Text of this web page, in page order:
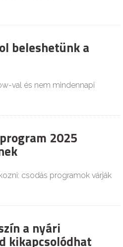
beleshetünk a
val és nem mindennapi
2025
csodás programok várják
a nyári
kikapcsolódhat